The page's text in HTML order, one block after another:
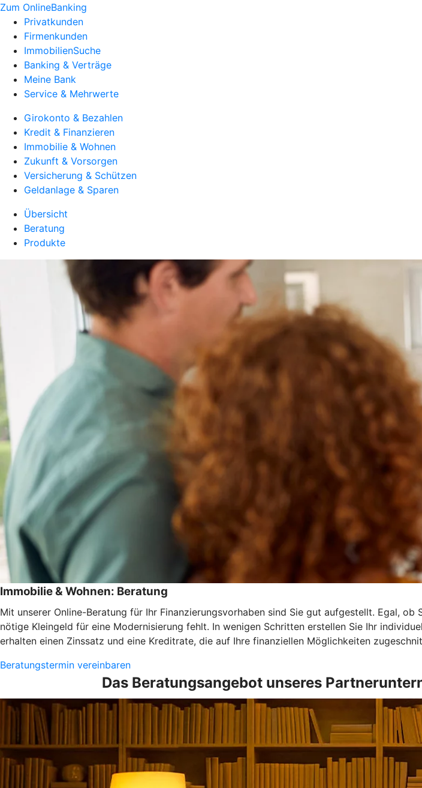
Zum OnlineBanking
Privatkunden
Firmenkunden
ImmobilienSuche
Banking & Verträge
Meine Bank
Service & Mehrwerte
Girokonto & Bezahlen
Kredit & Finanzieren
Immobilie & Wohnen
Zukunft & Vorsorgen
Versicherung & Schützen
Geldanlage & Sparen
Übersicht
Beratung
Produkte
Immobilie & Wohnen: Beratung
Mit unserer Online-Beratung für Ihr Finanzierungsvorhaben sind Sie gut aufgestellt. Egal,
nötige Kleingeld für eine Modernisierung fehlt. In wenigen Schritten erstellen Sie Ihr
erhalten einen Zinssatz und eine Kreditrate, die auf Ihre finanziellen Möglichkeiten
Beratungstermin vereinbaren
Das Beratungsangebot unseres